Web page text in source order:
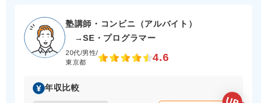
塾講師・コンビニ（アルバイト）
→SE・プログラマー
20代/男性/
東京都
4.6
年収比較